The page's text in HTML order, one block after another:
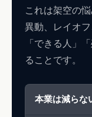
これは架空の
異動、レイオ
「できる人」
ることです。
本業は減らな